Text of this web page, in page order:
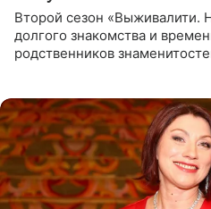
Второй сезон «Выживалити.
долгого знакомства и
родственников